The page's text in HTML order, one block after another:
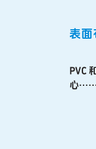
表面
PVC
心……